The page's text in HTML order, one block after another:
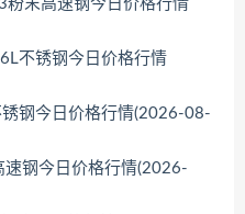
粉末高速钢今日价格行情
不锈钢今日价格行情
钢今日价格行情(2026-08-
钢今日价格行情(2026-